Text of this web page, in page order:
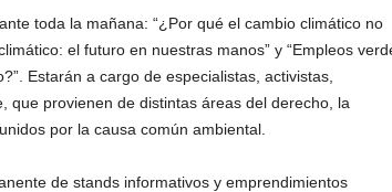
toda la mañana: “¿Por qué el cambio climático no
el futuro en nuestras manos” y “Empleos
Estarán a cargo de especialistas, activistas,
que provienen de distintas áreas del derecho, la
por la causa común ambiental.
de stands informativos y emprendimientos